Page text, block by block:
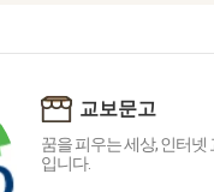
교보문고
꿈을 피우는 세상, 인터넷
입니다.